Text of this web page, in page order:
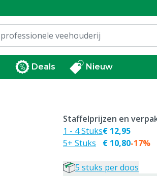
Deals Nieuw
Staffelprijzen en
1 - 4 Stuks
5+ Stuks
€ 12,95
€ 10,80-17%
5 stuks per doos